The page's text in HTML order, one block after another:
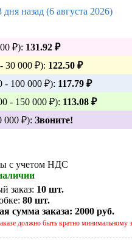
дня назад (6 августа 2026)
₽): 131.92 ₽
30 000 ₽): 122.50 ₽
- 100 000 ₽): 117.79 ₽
- 150 000 ₽): 113.08 ₽
000 ₽): Звоните!
с учетом НДС
заказ: 10 шт.
80 шт.
сумма заказа: 2000 руб.
должно быть кратно минимальному